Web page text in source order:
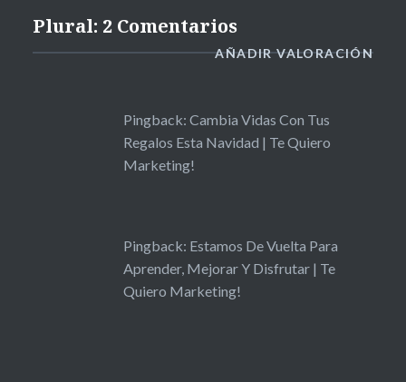
Plural: 2 Comentarios
AÑADIR VALORACIÓN
Pingback: Cambia Vidas Con Tus
Regalos Esta Navidad | Te Quiero
Marketing!
Pingback: Estamos De Vuelta Para
Aprender, Mejorar Y Disfrutar | Te
Quiero Marketing!